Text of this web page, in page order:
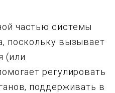
частью системы
поскольку вызывает
(или
регулировать
поддерживать в